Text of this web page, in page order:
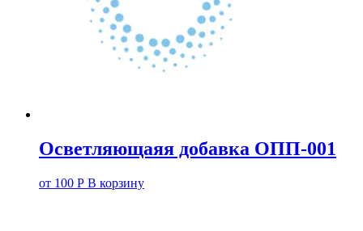
Осветляющаяя добавка ОПП-001
от 100 Р В корзину